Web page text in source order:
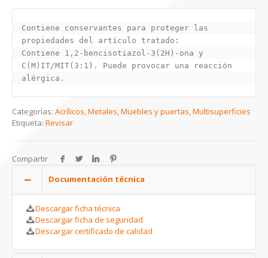
Contiene conservantes para proteger las
propiedades del artículo tratado:
Contiene 1,2-bencisotiazol-3(2H)-ona y
C(M)IT/MIT(3:1). Puede provocar una reacción
alérgica.
Categorías: Acrílicos,Metales,Muebles y puertas,Multisuperficies
Etiqueta: Revisar
Compartir
Documentación técnica
Descargar ficha técnica
Descargar ficha de seguridad
Descargar certificado de calidad